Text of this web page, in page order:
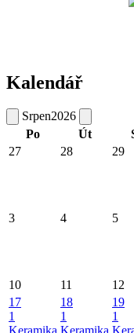
Kalendář
Srpen2026
Po
Út
27
28 29
3 4 5
10 11 12
17
1
18
1
19
1